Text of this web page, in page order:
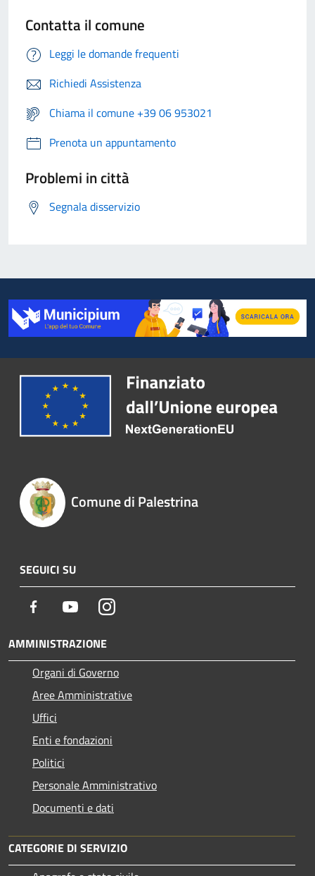
Contatta il comune
Leggi le domande frequenti
Richiedi Assistenza
Chiama il comune +39 06 953021
Prenota un appuntamento
Problemi in città
Segnala disservizio
Comune di Palestrina
SEGUICI SU
Facebook YoutubeInstagram
AMMINISTRAZIONE
Organi di Governo
Aree Amministrative
Uffici
Enti e fondazioni
Politici
Personale Amministrativo
Documenti e dati
CATEGORIE DI SERVIZIO